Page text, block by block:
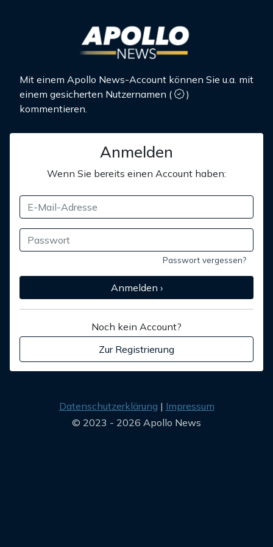
Mit einem Apollo News-Account können Sie u.a. mit
einem gesicherten Nutzernamen (
)
kommentieren.
Anmelden
Wenn Sie bereits einen Account haben:
Passwort vergessen?
Anmelden ›
Noch kein Account?
Zur Registrierung
Datenschutzerklärung
Impressum
© 2023 - 2026 Apollo News